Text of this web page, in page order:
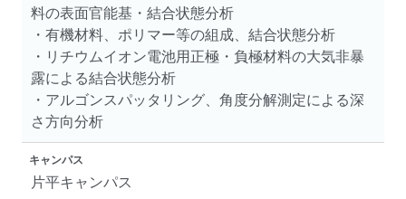
料の表面官能基・結合状態分析
・有機材料、ポリマー等の組成、結合状態分析
・リチウムイオン電池用正極・負極材料の大気非暴
露による結合状態分析
・アルゴンスパッタリング、角度分解測定による深
さ方向分析
キャンパス
片平キャンパス